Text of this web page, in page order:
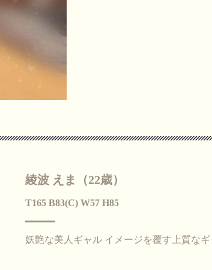
綾波 えま（22歳）
T165 B83(C) W57 H85
妖艶な美人ギャル イメージを覆す上質なギ